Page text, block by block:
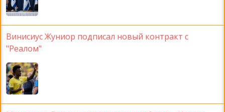
Винисиус Жуниор подписал новый контракт с
"Реалом"